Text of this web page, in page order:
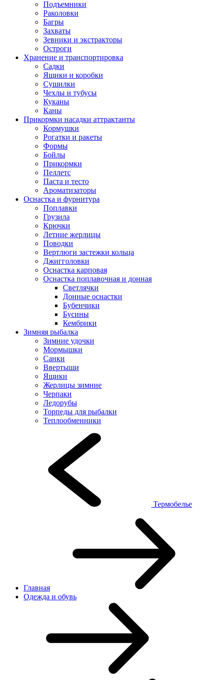
Подъемники
Раколовки
Багры
Захваты
Зевники и экстракторы
Остроги
Хранение и транспортировка
Садки
Ящики и коробки
Сушилки
Чехлы и тубусы
Куканы
Каны
Прикормки насадки аттрактанты
Кормушки
Рогатки и ракеты
Формы
Бойлы
Прикормки
Пеллетс
Паста и тесто
Ароматизаторы
Оснастка и фурнитура
Поплавки
Грузила
Крючки
Летние жерлицы
Поводки
Вертлюги застежки кольца
Джигголовки
Оснастка карповая
Оснастка поплавочная и донная
Светлячки
Донные оснастки
Бубенчики
Бусины
Кембрики
Зимняя рыбалка
Зимние удочки
Мормышки
Санки
Ввертыши
Ящики
Жерлицы зимние
Черпаки
Ледорубы
Торпеды для рыбалки
Теплообменники
Термобелье
Главная
Одежда и обувь